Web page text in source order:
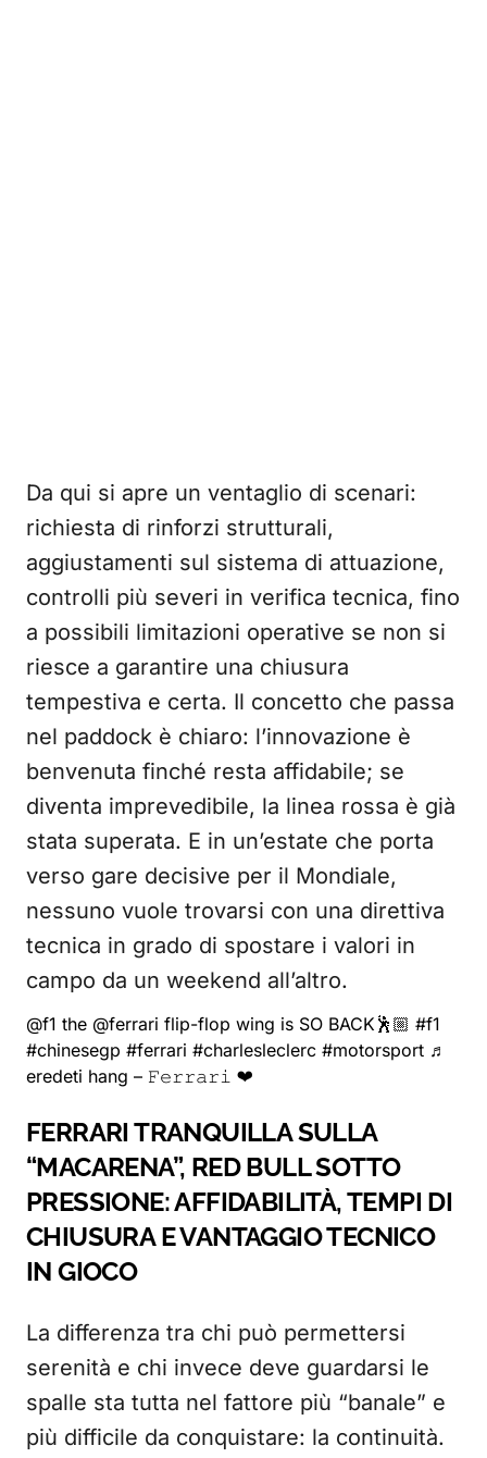
Da qui si apre un ventaglio di scenari:
richiesta di rinforzi strutturali,
aggiustamenti sul sistema di attuazione,
controlli più severi in verifica tecnica, fino
a possibili limitazioni operative se non si
riesce a garantire una chiusura
tempestiva e certa. Il concetto che passa
nel paddock è chiaro: l’innovazione è
benvenuta finché resta affidabile; se
diventa imprevedibile, la linea rossa è già
stata superata. E in un’estate che porta
verso gare decisive per il Mondiale,
nessuno vuole trovarsi con una direttiva
tecnica in grado di spostare i valori in
campo da un weekend all’altro.
@f1 the @ferrari flip-flop wing is SO BACK🕺🏼 #f1
#chinesegp #ferrari #charlesleclerc #motorsport ♬
eredeti hang – 𝙵𝚎𝚛𝚛𝚊𝚛𝚒 ❤
FERRARI TRANQUILLA SULLA
“MACARENA”, RED BULL SOTTO
PRESSIONE: AFFIDABILITÀ, TEMPI DI
CHIUSURA E VANTAGGIO TECNICO
IN GIOCO
La differenza tra chi può permettersi
serenità e chi invece deve guardarsi le
spalle sta tutta nel fattore più “banale” e
più difficile da conquistare: la continuità.